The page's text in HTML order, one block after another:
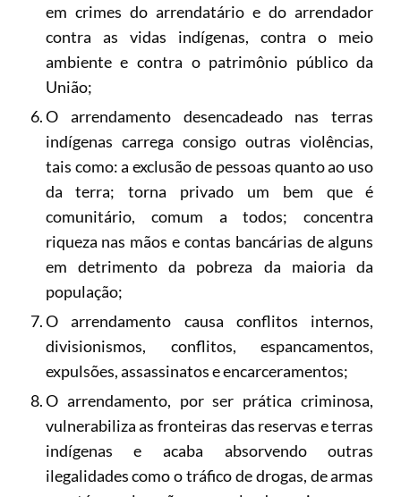
em crimes do arrendatário e do arrendador
contra as vidas indígenas, contra o meio
ambiente e contra o patrimônio público da
União;
O arrendamento desencadeado nas terras
indígenas carrega consigo outras violências,
tais como: a exclusão de pessoas quanto ao uso
da terra; torna privado um bem que é
comunitário, comum a todos; concentra
riqueza nas mãos e contas bancárias de alguns
em detrimento da pobreza da maioria da
população;
O arrendamento causa conflitos internos,
divisionismos, conflitos, espancamentos,
expulsões, assassinatos e encarceramentos;
O arrendamento, por ser prática criminosa,
vulnerabiliza as fronteiras das reservas e terras
indígenas e acaba absorvendo outras
ilegalidades como o tráfico de drogas, de armas